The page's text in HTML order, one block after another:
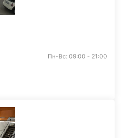
Пн-Вс: 09:00 - 21:00